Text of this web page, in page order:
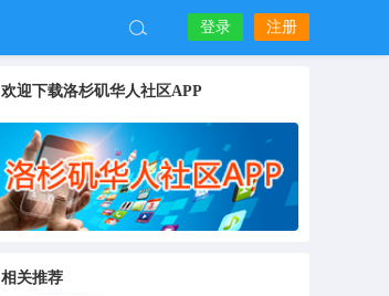
登录 注册
欢迎下载洛杉矶华人社区APP
相关推荐